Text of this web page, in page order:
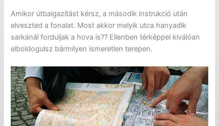
Amikor útbaigazítást kérsz, a második instrukció után
elveszted a fonalat. Most akkor melyik utca hanyadik
sarkánál forduljak a hova is?? Ellenben térképpel kiválóan
elboldogulsz bármilyen ismeretlen terepen.